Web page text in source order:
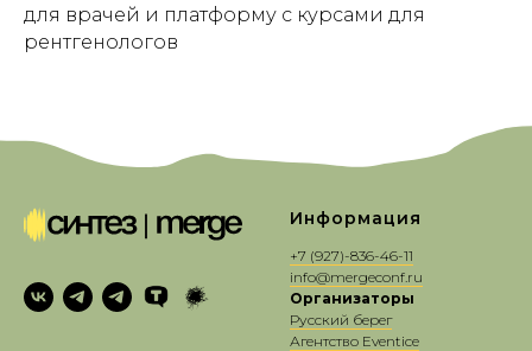
для врачей и платформу с курсами для
рентгенологов
Информация
+7 (927)-836-46-11
info@mergeconf.ru
Организаторы
Русский берег
Агентство Eventice